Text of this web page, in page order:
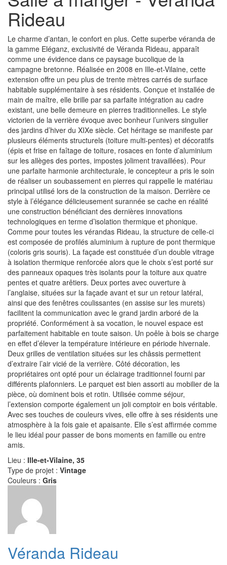
Rideau
Le charme d’antan, le confort en plus. Cette superbe véranda de
la gamme Eléganz, exclusivité de Véranda Rideau, apparaît
comme une évidence dans ce paysage bucolique de la
campagne bretonne. Réalisée en 2008 en Ille-et-Vilaine, cette
extension offre un peu plus de trente mètres carrés de surface
habitable supplémentaire à ses résidents. Conçue et installée de
main de maître, elle brille par sa parfaite intégration au cadre
existant, une belle demeure en pierres traditionnelles. Le style
victorien de la verrière évoque avec bonheur l’univers singulier
des jardins d’hiver du XIXe siècle. Cet héritage se manifeste par
plusieurs éléments structurels (toiture multi-pentes) et décoratifs
(épis et frise en faîtage de toiture, rosaces en fonte d’aluminium
sur les allèges des portes, impostes joliment travaillées). Pour
une parfaite harmonie architecturale, le concepteur a pris le soin
de réaliser un soubassement en pierres qui rappelle le matériau
principal utilisé lors de la construction de la maison. Derrière ce
style à l’élégance délicieusement surannée se cache en réalité
une construction bénéficiant des dernières innovations
technologiques en terme d’isolation thermique et phonique.
Comme pour toutes les vérandas Rideau, la structure de celle-ci
est composée de profilés aluminium à rupture de pont thermique
(coloris gris souris). La façade est constituée d’un double vitrage
à isolation thermique renforcée alors que le choix s’est porté sur
des panneaux opaques très isolants pour la toiture aux quatre
pentes et quatre arêtiers. Deux portes avec ouverture à
l’anglaise, situées sur la façade avant et sur un retour latéral,
ainsi que des fenêtres coulissantes (en assise sur les murets)
facilitent la communication avec le grand jardin arboré de la
propriété. Conformément à sa vocation, le nouvel espace est
parfaitement habitable en toute saison. Un poêle à bois se charge
en effet d’élever la température intérieure en période hivernale.
Deux grilles de ventilation situées sur les châssis permettent
d’extraire l’air vicié de la verrière. Côté décoration, les
propriétaires ont opté pour un éclairage traditionnel fourni par
différents plafonniers. Le parquet est bien assorti au mobilier de la
pièce, où dominent bois et rotin. Utilisée comme séjour,
l’extension comporte également un joli comptoir en bois véritable.
Avec ses touches de couleurs vives, elle offre à ses résidents une
atmosphère à la fois gaie et apaisante. Elle s’est affirmée comme
le lieu idéal pour passer de bons moments en famille ou entre
amis.
Lieu : Ille-et-Vilaine, 35
Type de projet : Vintage
Couleurs : Gris
Véranda Rideau